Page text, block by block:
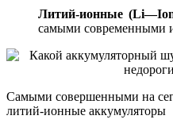
Литий-ионные
самыми современными
Самыми совершенными на
литий-ионные аккумуляторы